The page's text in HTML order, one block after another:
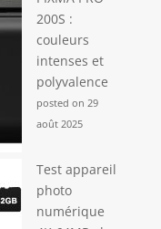
200S :
couleurs
intenses et
polyvalence
posted on 29
août 2025
Test appareil
photo
numérique